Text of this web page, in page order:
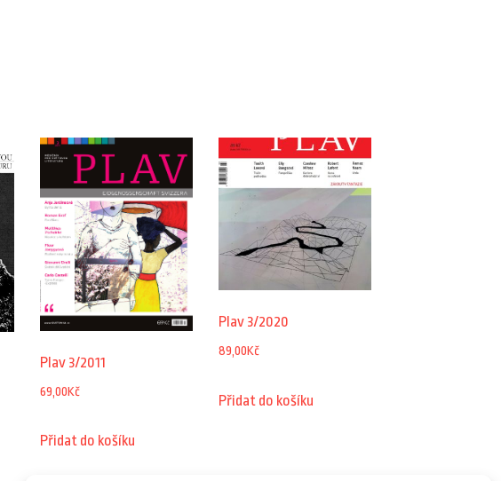
Plav 3/2011
69,00Kč
Přidat do košíku
Plav 3/2020
89,00Kč
Přidat do košíku